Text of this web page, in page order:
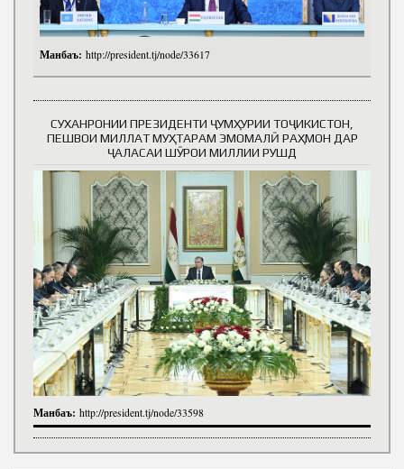
Манбаъ: http://president.tj/node/33617
СУХАНРОНИИ ПРЕЗИДЕНТИ ҶУМҲУРИИ ТОҶИКИСТОН,
ПЕШВОИ МИЛЛАТ МУҲТАРАМ ЭМОМАЛӢ РАҲМОН ДАР
ҶАЛАСАИ ШӮРОИ МИЛЛИИ РУШД
Манбаъ: http://president.tj/node/33598